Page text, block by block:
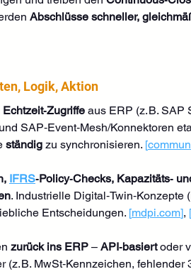
Abschlüsse schneller,
Logik, Aktion
aus ERP (z. B.
SAP‑Event‑Mesh/Konnektoren
ständig zu synchronisieren. [
IFRS‑Policy‑Checks, Kapazitäts‑
. Industrielle
Entscheidungen. [mdpi.com], [
zurück ins ERP – API‑basiert oder
B. MwSt‑Kennzeichen, fehlender